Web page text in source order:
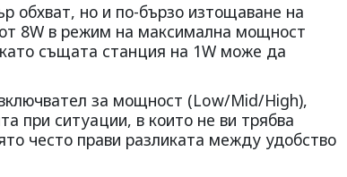
обхват, но и по-бързо изтощаване на
от 8W в режим на максимална мощност
същата станция на 1W може да
за мощност (Low/Mid/High),
при ситуации, в които не ви трябва
често прави разликата между удобство